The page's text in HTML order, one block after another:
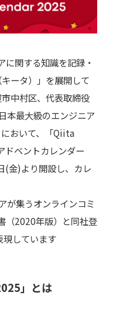
に関する知識を記録・
ータ）」を展開して
中村区、代表取締役
本最大級のエンジニア
おいて、「Qiita
ベントカレンダー
(金)より開設し、カレ
が集うオンラインコミ
（2020年版）と同社登
しています
」とは